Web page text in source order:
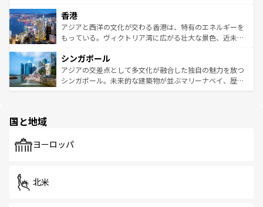
とつ。フォーやバインミー、ベトナムコーヒーなどは、ぜ
ひ現地で味わいたい。どの地域を訪れてもあたたかい人々
が旅行者を迎えてくれるので、きっと忘れられない旅にな
参照してほしい。
の活気が交差している。北部ではチェンマイなどの山岳地
帯で自然と触れ合い、南部ではプーケットやクラビの美し
いビーチでリゾート気分を楽しむことができる。タイ料理
激する。気候は一年中温暖で、どの季節にも異なる楽しみ
が待っている。親しみやすいタイの人々、仏教を中心とし
た文化、そして多様な観光資源が、訪れる旅人を魅了し続
香港
アジアと西洋の文化が交わる香港は、特有のエネルギーを
もっている。ヴィクトリア湾に広がる壮大な景色、近未来
み、どこを訪れても感動するはず。観光スポットが密集し
ており、効率よく見どころを回れるのも魅力。息をのむよ
うな絶景から文化的な体験まで、香港を存分に楽しみ尽く
シンガポール
アジアの交差点として多文化が融合した独自の魅力を放つ
シンガポール。未来的な建築物が並ぶマリーナベイ、歴史
で、ホーカーズは地元の風情を楽しめる外せないスポット
国と地域
ヨーロッパ
北米